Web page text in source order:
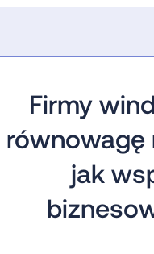
Firmy
równowagę
jak